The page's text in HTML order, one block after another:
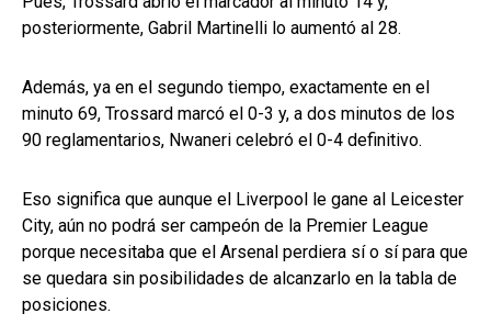
posteriormente, Gabril Martinelli lo aumentó al 28.
Además, ya en el segundo tiempo, exactamente en el
minuto 69, Trossard marcó el 0-3 y, a dos minutos de los
90 reglamentarios, Nwaneri celebró el 0-4 definitivo.
Eso significa que aunque el Liverpool le gane al Leicester
City, aún no podrá ser campeón de la Premier League
porque necesitaba que el Arsenal perdiera sí o sí para que
se quedara sin posibilidades de alcanzarlo en la tabla de
posiciones.